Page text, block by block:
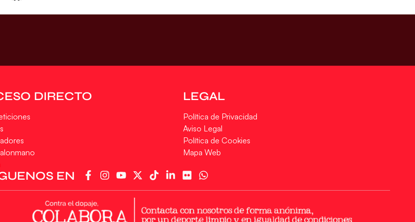
DIRECTO LEGAL
Política de Privacidad
Aviso Legal
Política de Cookies
Mapa Web
EN